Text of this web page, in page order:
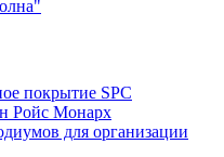
покрытие SPC
Ройс Монарх
для организации